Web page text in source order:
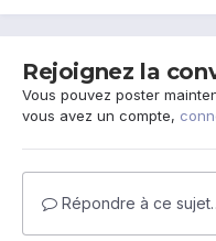
Rejoignez la
Vous pouvez poster
vous avez un compte,
Répondre à ce